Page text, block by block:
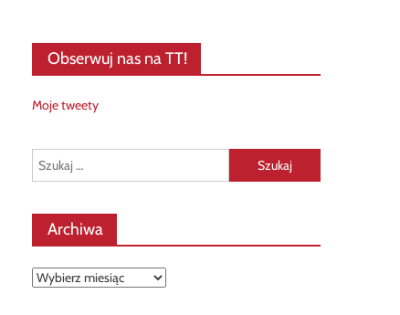
Obserwuj nas na TT!
Moje tweety
Szukaj:
Archiwa
Archiwa